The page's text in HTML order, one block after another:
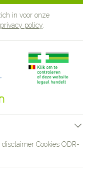
in voor onze
privacy policy
disclaimer Cookies ODR-